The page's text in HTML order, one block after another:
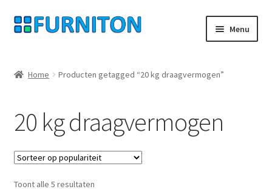
Ga
door
navigatie
Ga
naar
inhoud
Menu
Gegevensbescherming
Herroepingsrecht
Neem contact op met
Home Producten getagged “20 kg draagvermogen”
20 kg draagvermogen
Toont alle 5 resultatenGesorteerd